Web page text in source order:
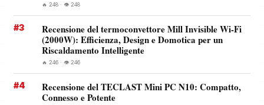
🔥 248 · 👁️ 248
#3
Recensione del termoconvettore Mill Invisible Wi-Fi
(2000W): Efficienza, Design e Domotica per un
Riscaldamento Intelligente
🔥 246 · 👁️ 246
#4
Recensione del TECLAST Mini PC N10: Compatto,
Connesso e Potente